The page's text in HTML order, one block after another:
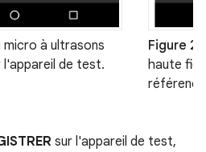
micro à ultrasons
de test.
Figure 2
haute
sur l'appareil de test,